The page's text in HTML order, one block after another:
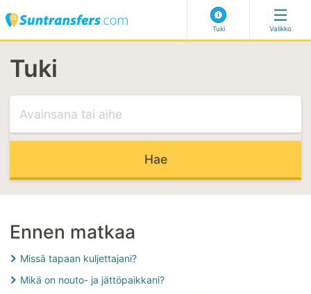
Tuki
SOPIVIMMAT ARTIKKELIT
SOPIVIMMAT KATEGORIAT
Varauksen tekeminen
Valikko
Tuki
Ennen matkaa
Missä tapaan kuljettajani?
Mikä on nouto- ja jättöpaikkani?